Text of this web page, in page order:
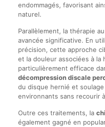
endommagés, favorisant
naturel.
Parallèlement, la thérapie
avancée significative. En
précision, cette approche
et la douleur associées à la
particulièrement efficace
décompression discale
du disque hernié et
environnants sans recourir
Outre ces traitements, la
également gagné en